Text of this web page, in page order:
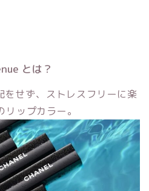
とは？
せず、ストレスフリーに楽
ップカラー。